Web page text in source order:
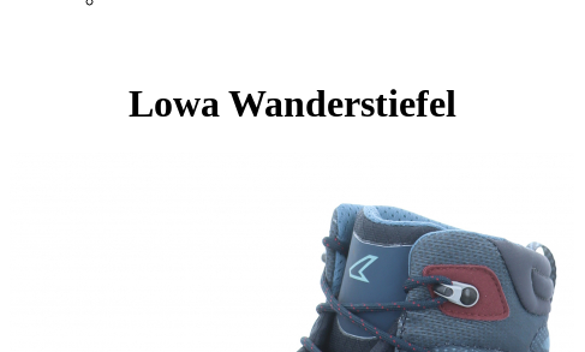
Lowa Wanderstiefel